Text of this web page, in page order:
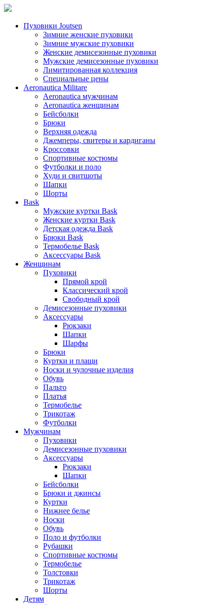
Пуховики Joutsen
Зимние женские пуховики
Зимние мужские пуховики
Женские демисезонные пуховики
Мужские демисезонные пуховики
Лимитированная коллекция
Специальные цены
Aeronautica Militare
Aeronautica мужчинам
Aeronautica женщинам
Бейсболки
Брюки
Верхняя одежда
Джемперы, свитеры и кардиганы
Кроссовки
Спортивные костюмы
Футболки и поло
Худи и свитшоты
Шапки
Шорты
Bask
Мужские куртки Bask
Женские куртки Bask
Детская одежда Bask
Брюки Bask
Термобелье Bask
Аксессуары Bask
Женщинам
Пуховики
Прямой крой
Классический крой
Свободный крой
Демисезонные пуховики
Аксессуары
Рюкзаки
Шапки
Шарфы
Брюки
Куртки и плащи
Носки и чулочные изделия
Обувь
Пальто
Платья
Термобелье
Трикотаж
Футболки
Мужчинам
Пуховики
Демисезонные пуховики
Аксессуары
Рюкзаки
Шапки
Бейсболки
Брюки и джинсы
Куртки
Нижнее белье
Носки
Обувь
Поло и футболки
Рубашки
Спортивные костюмы
Термобелье
Толстовки
Трикотаж
Шорты
Детям